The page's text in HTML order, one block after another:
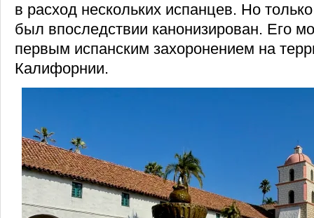
в расход нескольких испанцев. Но
был впоследствии канонизирован. Его
первым испанским захоронением на
Калифорнии.